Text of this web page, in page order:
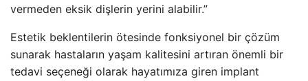
vermeden eksik dişlerin yerini alabilir.”
Estetik beklentilerin ötesinde fonksiyonel bir çözüm
sunarak hastaların yaşam kalitesini artıran önemli bir
tedavi seçeneği olarak hayatımıza giren implant